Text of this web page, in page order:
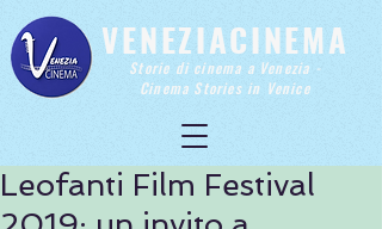
Storie di cinema a Venezia -
Cinema Stories in Venice
VENEZIACINEMA
Leofanti Film Festival